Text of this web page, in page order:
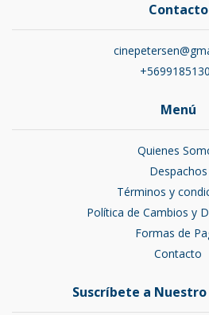
Contacto
Menú
Quienes
Despachos
Términos y
Política de Cambios y
Formas de
Contacto
Suscríbete a